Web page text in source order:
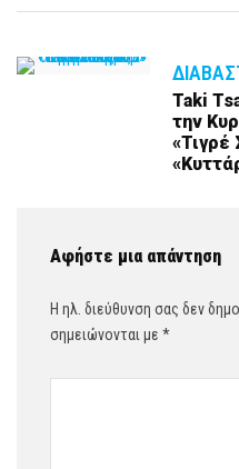
Taki
την
«Τιγρέ
Αφήστε μια απάντηση
Η ηλ. διεύθυνση σας δεν
σημειώνονται με *